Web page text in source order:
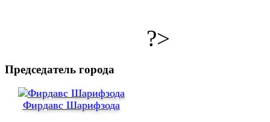
?>
Председатель города
Фирдавс Шарифзода